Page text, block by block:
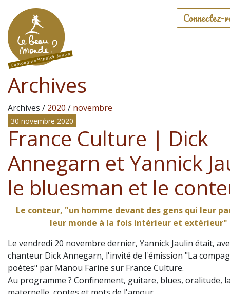
Connectez-
Archives
Archives / 2020 / novembre
30 novembre 2020
France Culture | Dick
Annegarn et Yannick
le bluesman et le
Le conteur, "un homme devant des gens qui leur
leur monde à la fois intérieur et extérieur"
Le vendredi 20 novembre dernier, Yannick Jaulin était,
chanteur Dick Annegarn, l'invité de l'émission "La
poètes" par Manou Farine sur France Culture.
Au programme ? Confinement, guitare, blues, oralitude,